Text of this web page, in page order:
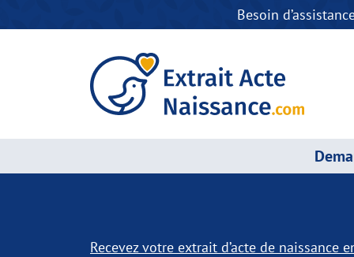
Besoin
Recevez votre extrait d’acte de naissance